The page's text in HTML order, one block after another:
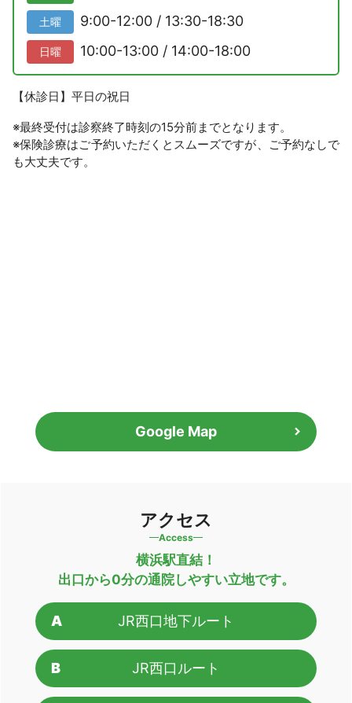
土曜 9:00-12:00 / 13:30-18:30
日曜 10:00-13:00 / 14:00-18:00
【休診日】平日の祝日
※最終受付は診察終了時刻の15分前までとなります。
※保険診療はご予約いただくとスムーズですが、ご予約なしで
も大丈夫です。
Google Map
アクセス
Access
横浜駅直結！
出口から0分の通院しやすい立地です。
A JR西口地下ルート
B JR西口ルート